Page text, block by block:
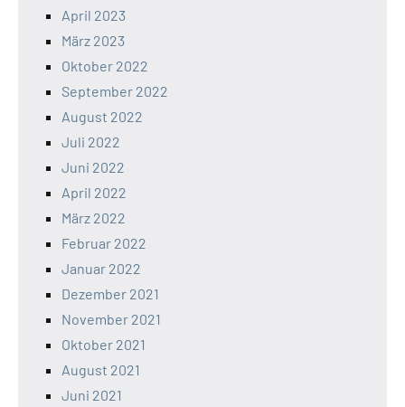
April 2023
März 2023
Oktober 2022
September 2022
August 2022
Juli 2022
Juni 2022
April 2022
März 2022
Februar 2022
Januar 2022
Dezember 2021
November 2021
Oktober 2021
August 2021
Juni 2021